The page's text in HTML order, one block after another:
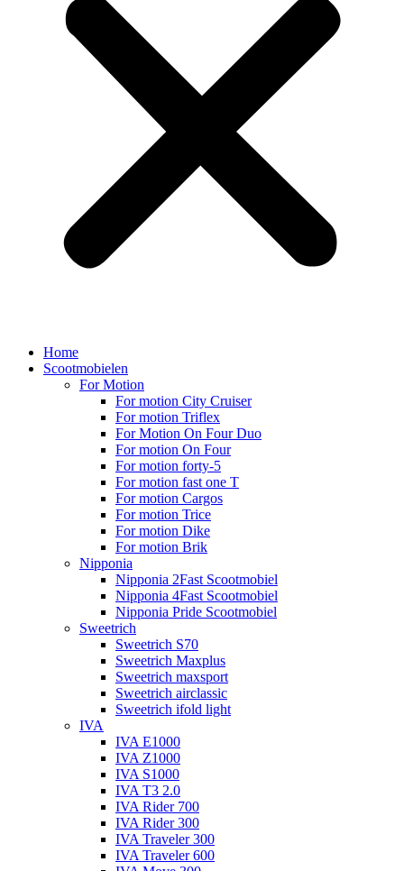
Home
Scootmobielen
For Motion
For motion City Cruiser
For motion Triflex
For Motion On Four Duo
For motion On Four
For motion forty-5
For motion fast one T
For motion Cargos
For motion Trice
For motion Dike
For motion Brik
Nipponia
Nipponia 2Fast Scootmobiel
Nipponia 4Fast Scootmobiel
Nipponia Pride Scootmobiel
Sweetrich
Sweetrich S70
Sweetrich Maxplus
Sweetrich maxsport
Sweetrich airclassic
Sweetrich ifold light
IVA
IVA E1000
IVA Z1000
IVA S1000
IVA T3 2.0
IVA Rider 700
IVA Rider 300
IVA Traveler 300
IVA Traveler 600